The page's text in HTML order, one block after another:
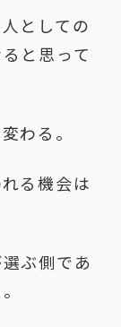
としての
と思って
わる。
る機会は
ぶ側であ